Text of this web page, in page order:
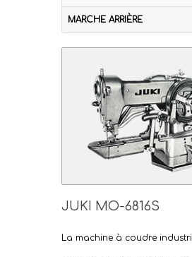
MARCHE ARRIÈRE
JUKI MO-6816S
La machine à coudre